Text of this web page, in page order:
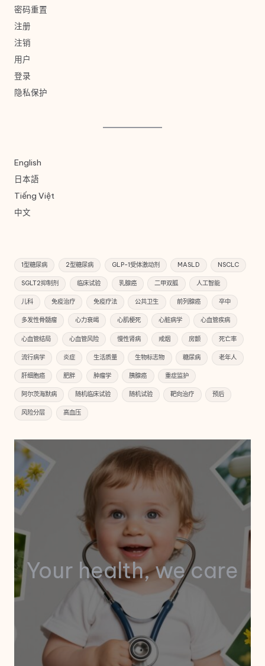
密码重置
注册
注销
用户
登录
隐私保护
English
日本語
Tiếng Việt
中文
1型糖尿病 2型糖尿病 GLP-1受体激动剂 MASLD NSCLC
SGLT2抑制剂 临床试验 乳腺癌 二甲双胍 人工智能
儿科 免疫治疗 免疫疗法 公共卫生 前列腺癌 卒中
多发性骨髓瘤 心力衰竭 心肌梗死 心脏病学 心血管疾病
心血管结局 心血管风险 慢性肾病 戒烟 房颤 死亡率
流行病学 炎症 生活质量 生物标志物 糖尿病 老年人
肝细胞癌 肥胖 肿瘤学 胰腺癌 重症监护
阿尔茨海默病 随机临床试验 随机试验 靶向治疗 预后
风险分层 高血压
Your health, we care